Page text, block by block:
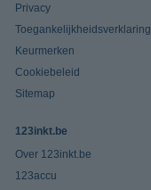
Privacy
Toegankelijkheidsverklaring
Keurmerken
Cookiebeleid
Sitemap
123inkt.be
Over 123inkt.be
123accu